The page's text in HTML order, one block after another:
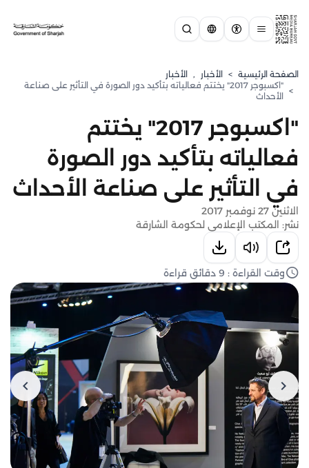
الصفحة الرئيسية > الأخبار , الأخبار
>
"اكسبوجر 2017" يختتم فعالياته بتأكيد دور الصورة في التأثير على صناعة
الأحداث
"اكسبوجر 2017" يختتم
فعالياته بتأكيد دور الصورة
في التأثير على صناعة الأحداث
الاثنين 27 نوفمبر 2017
نشر: المكتب الإعلامي لحكومة الشارقة
وقت القراءة : 9 دقائق قراءة